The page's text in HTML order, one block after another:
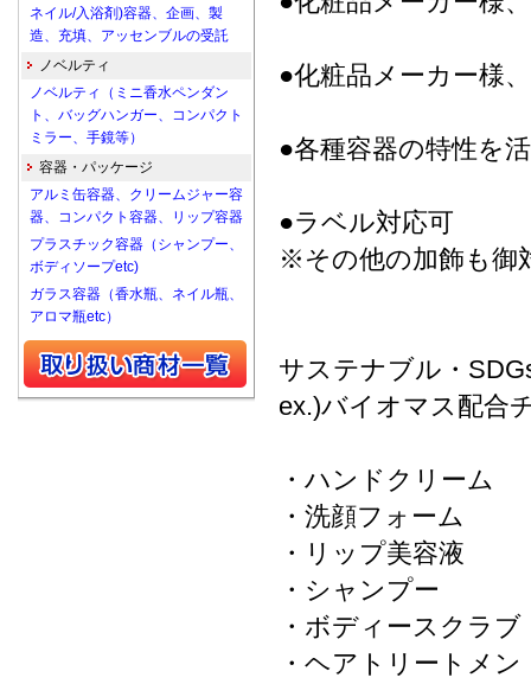
●化粧品メーカー様
●各種容器の特性を
●ラベル対応可
※その他の加飾も御
サステナブル・
ex.)バイオマス配合
・ハンドクリーム
・洗顔フォーム
・リップ美容液
・シャンプー
・ボディースクラブ
・ヘアトリートメン
ネイル/入浴剤)容器、企画、製
造、充填、アッセンブルの受託
ノベルティ
ノベルティ（ミニ香水ペンダン
ト、バッグハンガー、コンパクト
ミラー、手鏡等）
容器・パッケージ
アルミ缶容器、クリームジャー容
器、コンパクト容器、リップ容器
プラスチック容器（シャンプー、
ボディソープetc)
ガラス容器（香水瓶、ネイル瓶、
アロマ瓶etc）